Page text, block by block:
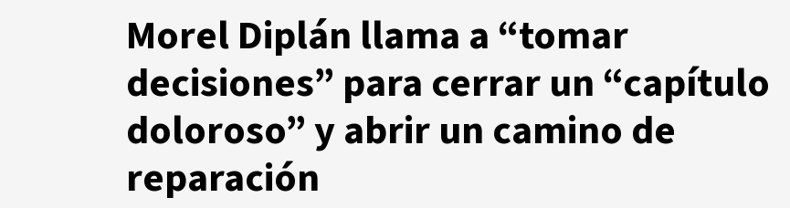
Morel Diplán llama a “tomar
decisiones” para cerrar un “capítulo
doloroso” y abrir un camino de
reparación